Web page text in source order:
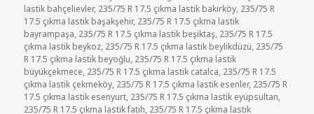
lastik bahçelievler, 235/75 R 17.5 çıkma lastik bakırköy, 235/75 R
17.5 çıkma lastik başakşehir, 235/75 R 17.5 çıkma lastik
bayrampaşa, 235/75 R 17.5 çıkma lastik beşiktaş, 235/75 R 17.5
çıkma lastik beykoz, 235/75 R 17.5 çıkma lastik beylikdüzü, 235/75
R 17.5 çıkma lastik beyoğlu, 235/75 R 17.5 çıkma lastik
büyükçekmece, 235/75 R 17.5 çıkma lastik catalca, 235/75 R 17.5
çıkma lastik çekmeköy, 235/75 R 17.5 çıkma lastik esenler, 235/75 R
17.5 çıkma lastik esenyurt, 235/75 R 17.5 çıkma lastik eyüpsultan,
235/75 R 17.5 çıkma lastik fatih, 235/75 R 17.5 çıkma lastik